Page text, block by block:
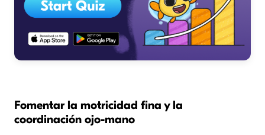
Fomentar la motricidad fina y la
coordinación ojo-mano